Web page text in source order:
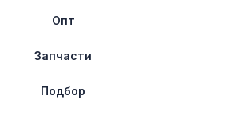
Опт
Запчасти
Подбор